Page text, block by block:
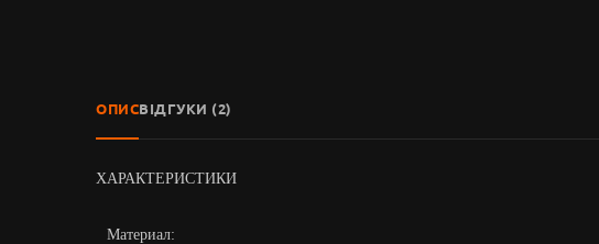
ОПИСВІДГУКИ (2)
ХАРАКТЕРИСТИКИ
Материал: